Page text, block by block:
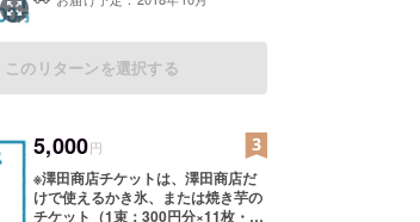
このリターンを選択する
5,000円
※澤田商店チケットは、澤田商店だ
けで使えるかき氷、または焼き芋の
チケット（1束：300円分×11枚・